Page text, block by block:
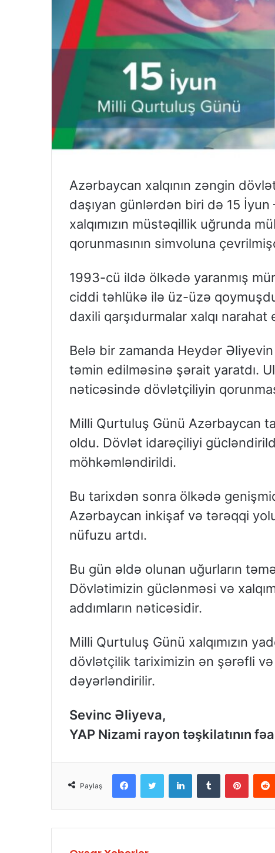
Azərbaycan xalqının zəngin
daşıyan günlərdən biri də 15
xalqımızın müstəqillik uğrunda
qorunmasının simvoluna
1993-cü ildə ölkədə yaranmış
ciddi təhlükə ilə üz-üzə
daxili qarşıdurmalar xalqı narahat
Belə bir zamanda Heydər
təmin edilməsinə şərait yaratdı.
nəticəsində dövlətçiliyin
Milli Qurtuluş Günü Azərbaycan
oldu. Dövlət idarəçiliyi
möhkəmləndirildi.
Bu tarixdən sonra ölkədə
Azərbaycan inkişaf və tərəqqi
nüfuzu artdı.
Bu gün əldə olunan uğurların
Dövlətimizin güclənməsi və
addımların nəticəsidir.
Milli Qurtuluş Günü xalqımızın
dövlətçilik tariximizin ən şərəfli
dəyərləndirilir.
Sevinc Əliyeva,
YAP Nizami rayon təşkilatının
Paylaş